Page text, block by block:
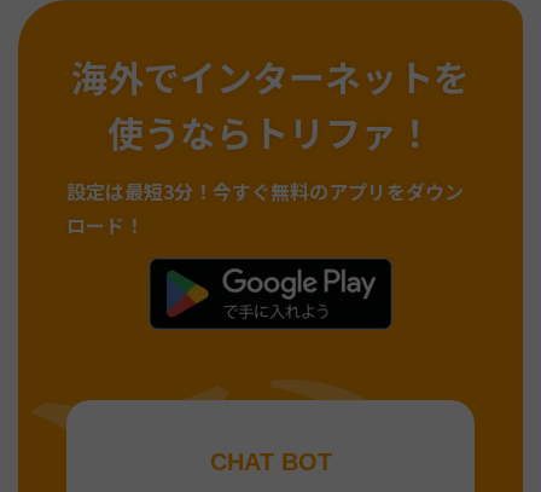
海外でインターネットを
使うならトリファ！
設定は最短3分！ 今すぐ無料のアプリをダウン
ロード！
CHAT BOT